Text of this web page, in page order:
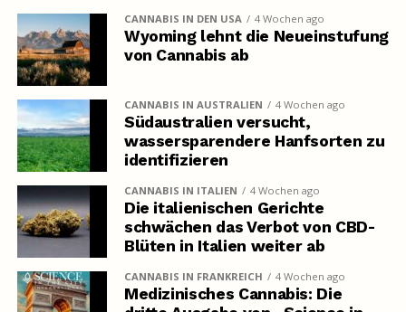
CANNABIS IN DEN USA 4 Wochen ago
Wyoming lehnt die Neueinstufung
von Cannabis ab
CANNABIS IN AUSTRALIEN 4 Wochen ago
Südaustralien versucht,
wassersparendere Hanfsorten zu
identifizieren
CANNABIS IN ITALIEN 4 Wochen ago
Die italienischen Gerichte
schwächen das Verbot von CBD-
Blüten in Italien weiter ab
CANNABIS IN FRANKREICH 4 Wochen ago
Medizinisches Cannabis: Die